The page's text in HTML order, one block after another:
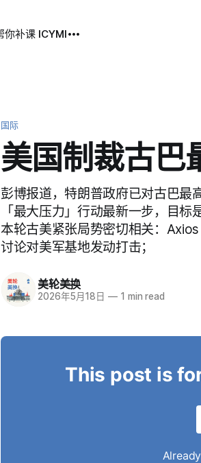
你补课 ICYMI
国际
美国制裁古巴
彭博报道，特朗普政府已对古巴最
「最大压力」行动最新一步，目
本轮古美紧张局势密切相关：
讨论对美军基地发动打击；
美轮美换
2026年5月18日 — 1 min read
This post is